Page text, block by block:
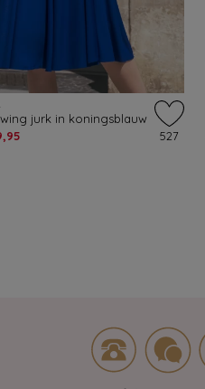
jurk in koningsblauw
527